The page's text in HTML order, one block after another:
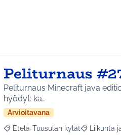
Peliturnaus
Peliturnaus Minecraft java edition
hyödyt: ka…
Arvioitavana
Rajaa tulokset aihepiirin mukaan:
Etelä-Tuusulan kylät RajaaLiikunta